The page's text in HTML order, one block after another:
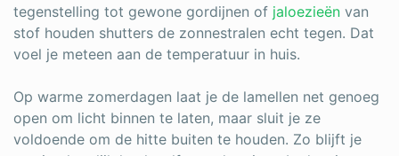
tegenstelling tot gewone gordijnen of jaloezieën van
stof houden shutters de zonnestralen echt tegen. Dat
voel je meteen aan de temperatuur in huis.
Op warme zomerdagen laat je de lamellen net genoeg
open om licht binnen te laten, maar sluit je ze
voldoende om de hitte buiten te houden. Zo blijft je